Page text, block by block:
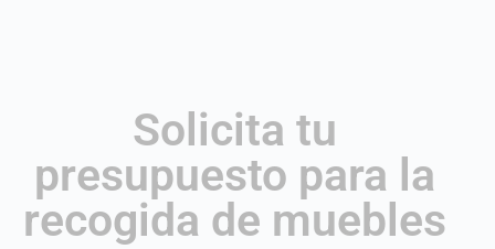
Solicita tu
presupuesto para la
recogida de muebles